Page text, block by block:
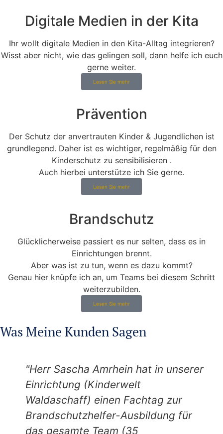
Digitale Medien in der Kita
Ihr wollt digitale Medien in den Kita-Alltag integrieren?
Wisst aber nicht, wie das gelingen soll, dann helfe ich euch
gerne weiter.
Lesen Sie mehr
Prävention
Der Schutz der anvertrauten Kinder & Jugendlichen ist
grundlegend. Daher ist es wichtiger, regelmäßig für den
Kinderschutz zu sensibilisieren .
Auch hierbei unterstütze ich Sie gerne.
Lesen Sie mehr
Brandschutz
Glücklicherweise passiert es nur selten, dass es in
Einrichtungen brennt.
Aber was ist zu tun, wenn es dazu kommt?
Genau hier knüpfe ich an, um Teams bei diesem Schritt
weiterzubilden.
Lesen Sie mehr
Was Meine Kunden Sagen
"Herr Sascha Amrhein hat in unserer
Einrichtung (Kinderwelt
Waldaschaff) einen Fachtag zur
Brandschutzhelfer-Ausbildung für
das gesamte Team (35